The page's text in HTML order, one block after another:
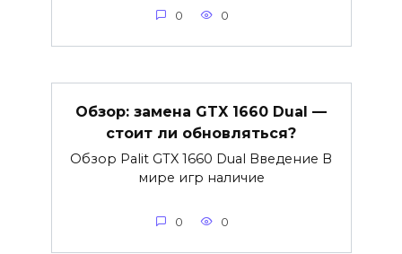
0 0
Обзор: замена GTX 1660 Dual —
стоит ли обновляться?
Обзор Palit GTX 1660 Dual Введение В
мире игр наличие
0 0